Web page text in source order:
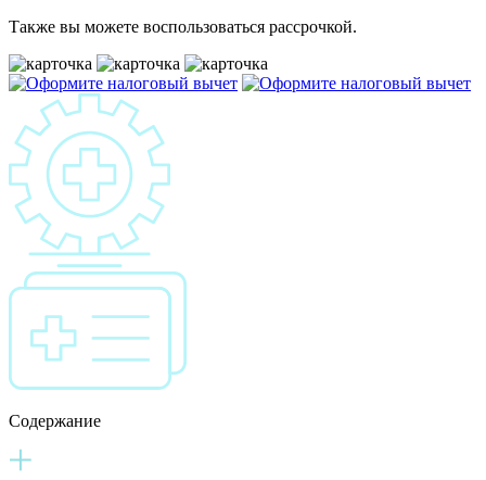
Также вы можете воспользоваться рассрочкой.
Содержание